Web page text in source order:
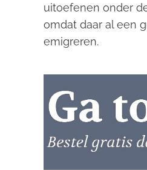
uitoefenen onder
omdat daar al een
emigreren.